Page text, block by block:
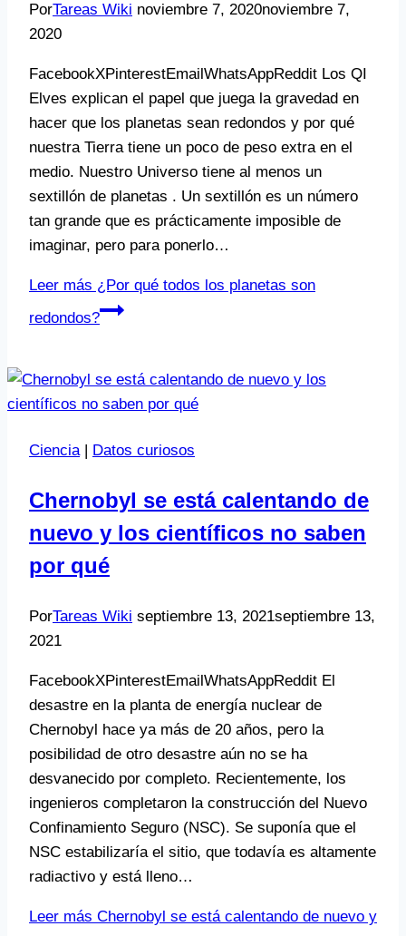
PorTareas Wiki noviembre 7, 2020noviembre 7,
2020
FacebookXPinterestEmailWhatsAppReddit Los QI
Elves explican el papel que juega la gravedad en
hacer que los planetas sean redondos y por qué
nuestra Tierra tiene un poco de peso extra en el
medio. Nuestro Universo tiene al menos un
sextillón de planetas . Un sextillón es un número
tan grande que es prácticamente imposible de
imaginar, pero para ponerlo…
Leer más ¿Por qué todos los planetas son
redondos?
Ciencia| Datos curiosos
Chernobyl se está calentando de
nuevo y los científicos no saben
por qué
PorTareas Wiki septiembre 13, 2021septiembre 13,
2021
FacebookXPinterestEmailWhatsAppReddit El
desastre en la planta de energía nuclear de
Chernobyl hace ya más de 20 años, pero la
posibilidad de otro desastre aún no se ha
desvanecido por completo. Recientemente, los
ingenieros completaron la construcción del Nuevo
Confinamiento Seguro (NSC). Se suponía que el
NSC estabilizaría el sitio, que todavía es altamente
radiactivo y está lleno…
Leer más Chernobyl se está calentando de nuevo y